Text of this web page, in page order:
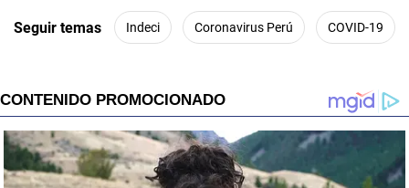
Seguir temas Indeci Coronavirus Perú COVID-19